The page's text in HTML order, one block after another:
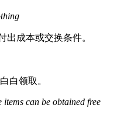
出成本或交换条件。
白领取。
can be obtained free